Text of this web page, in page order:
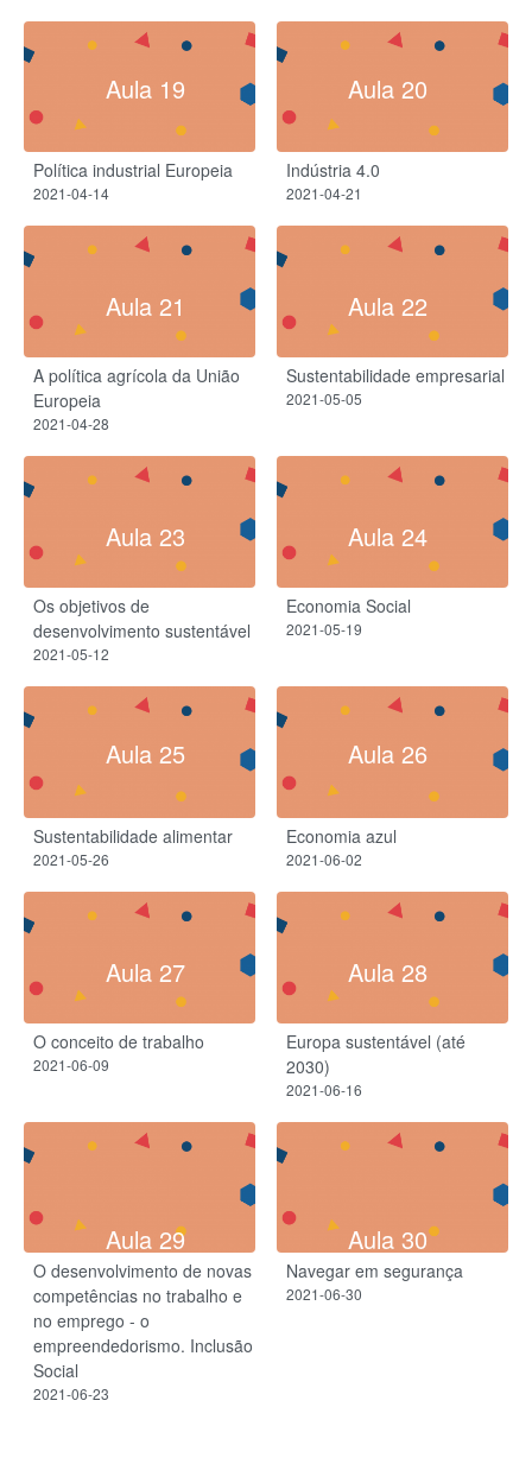
Aula 19
Política industrial Europeia
2021-04-14
Aula 20
Indústria 4.0
2021-04-21
Aula 21
A política agrícola da União
Europeia
2021-04-28
Aula 22
Sustentabilidade empresarial
2021-05-05
Aula 23
Os objetivos de
desenvolvimento sustentável
2021-05-12
Aula 24
Economia Social
2021-05-19
Aula 25
Sustentabilidade alimentar
2021-05-26
Aula 26
Economia azul
2021-06-02
Aula 27
O conceito de trabalho
2021-06-09
Aula 28
Europa sustentável (até
2030)
2021-06-16
Aula 29
O desenvolvimento de novas
competências no trabalho e
no emprego - o
empreendedorismo. Inclusão
Social
2021-06-23
Aula 30
Navegar em segurança
2021-06-30